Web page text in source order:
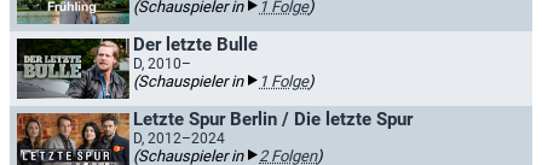
(Schauspieler in 1 Folge)
Der letzte Bulle
D, 2010–
(Schauspieler in 1 Folge)
Letzte Spur Berlin / Die letzte Spur
D, 2012–2024
(Schauspieler in 2 Folgen)